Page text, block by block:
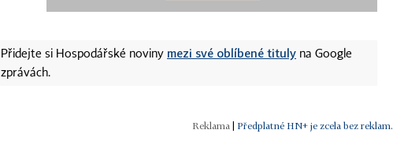
Přidejte si Hospodářské noviny mezi své oblíbené tituly na Google
zprávách.
| Předplatné HN+ je zcela bez reklam.